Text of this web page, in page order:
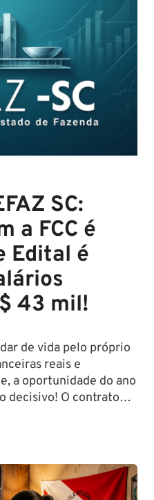
SC:
a FCC é
Edital é
43 mil!
de vida pelo próprio
reais e
a oportunidade do ano
decisivo! O contrato…